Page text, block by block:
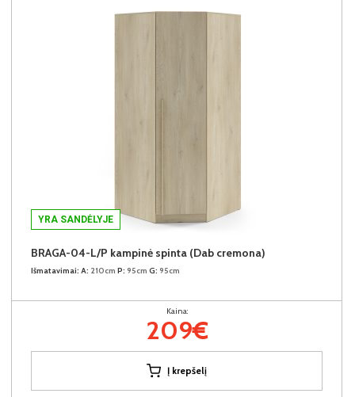
YRA SANDĖLYJE
BRAGA-04-L/P kampinė spinta (Dab cremona)
Išmatavimai: A: 210cm P: 95cm G: 95cm
Kaina:
209€
Į krepšelį